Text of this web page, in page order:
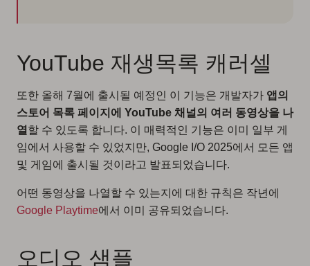
YouTube 재생목록 캐러셀
또한 올해 7월에 출시될 예정인 이 기능은 개발자가 앱의
스토어 목록 페이지에 YouTube 채널의 여러 동영상을 나
열 할 수 있도록 합니다. 이 매력적인 기능은 이미 일부 게
임에서 사용할 수 있었지만, Google I/O 2025에서 모든 앱
및 게임에 출시될 것이라고 발표되었습니다.
어떤 동영상을 나열할 수 있는지에 대한 규칙은 작년에
Google Playtime에서 이미 공유되었습니다.
오디오 샘플